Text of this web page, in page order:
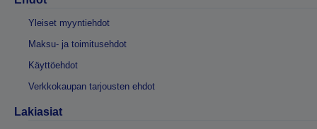
Yleiset myyntiehdot
Maksu- ja toimitusehdot
Käyttöehdot
Verkkokaupan tarjousten ehdot
Lakiasiat